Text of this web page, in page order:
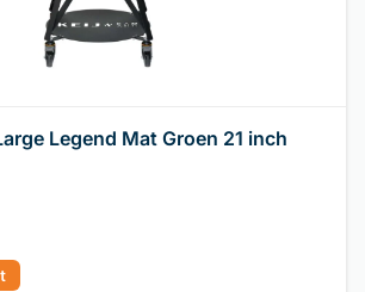
Legend Mat Groen 21 inch